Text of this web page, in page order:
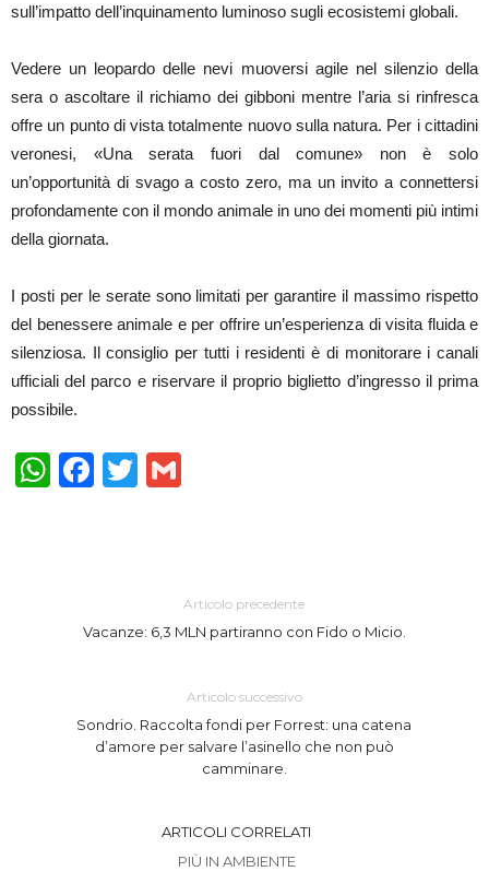
sull’impatto dell’inquinamento luminoso sugli ecosistemi globali.
Vedere un leopardo delle nevi muoversi agile nel silenzio della
sera o ascoltare il richiamo dei gibboni mentre l’aria si rinfresca
offre un punto di vista totalmente nuovo sulla natura. Per i cittadini
veronesi, «Una serata fuori dal comune» non è solo
un’opportunità di svago a costo zero, ma un invito a connettersi
profondamente con il mondo animale in uno dei momenti più intimi
della giornata.
I posti per le serate sono limitati per garantire il massimo rispetto
del benessere animale e per offrire un’esperienza di visita fluida e
silenziosa. Il consiglio per tutti i residenti è di monitorare i canali
ufficiali del parco e riservare il proprio biglietto d’ingresso il prima
possibile.
WhatsApp
Facebook
Twitter
Articolo precedente
Vacanze: 6,3 MLN partiranno con Fido o Micio.
Articolo successivo
Sondrio. Raccolta fondi per Forrest: una catena
d’amore per salvare l’asinello che non può
camminare.
ARTICOLI CORRELATI
PIÙ IN AMBIENTE